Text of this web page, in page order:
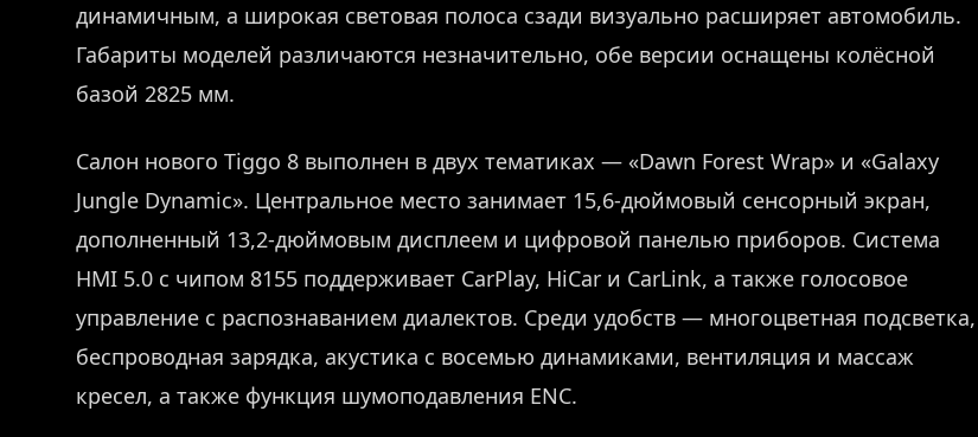
динамичным, а широкая световая полоса сзади визуально расширяет автомобиль.
Габариты моделей различаются незначительно, обе версии оснащены колёсной
базой 2825 мм.
Салон нового Tiggo 8 выполнен в двух тематиках — «Dawn Forest Wrap» и «Galaxy
Jungle Dynamic». Центральное место занимает 15,6-дюймовый сенсорный экран,
дополненный 13,2-дюймовым дисплеем и цифровой панелью приборов. Система
HMI 5.0 с чипом 8155 поддерживает CarPlay, HiCar и CarLink, а также голосовое
управление с распознаванием диалектов. Среди удобств — многоцветная подсветка,
беспроводная зарядка, акустика с восемью динамиками, вентиляция и массаж
кресел, а также функция шумоподавления ENC.